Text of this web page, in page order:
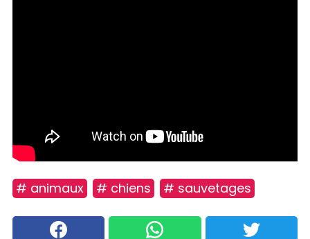
# animaux # chiens # sauvetages